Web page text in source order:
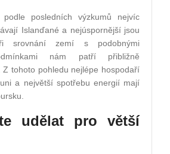
posledních výzkumů nejvíc
Islanďané a nejúspornější jsou
srovnání zemí s podobnými
nám patří přibližně
tohoto pohledu nejlépe hospodaří
a největší spotřebu energií mají
udělat pro větší